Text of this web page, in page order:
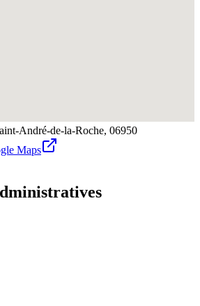
André-de-la-Roche, 06950
Maps